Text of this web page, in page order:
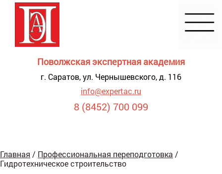
Поволжская экспертная академия
г. Саратов, ул. Чернышевского, д. 116
info@expertac.ru
8 (8452) 700 099
для
Главная / Профессиональная переподготовка /
Гидротехническое строительство